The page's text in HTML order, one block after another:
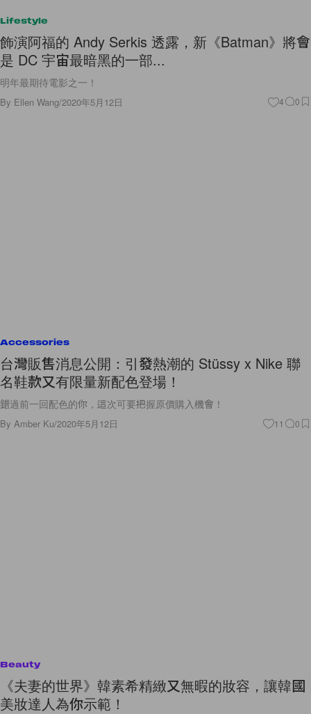
Lifestyle
飾演阿福的 Andy Serkis 透露，新《Batman》將會
是 DC 宇宙最暗黑的一部...
明年最期待電影之一！
By Ellen Wang/2020年5月12日 4 0
Accessories
台灣販售消息公開：引發熱潮的 Stüssy x Nike 聯
名鞋款又有限量新配色登場！
錯過前一回配色的你，這次可要把握原價購入機會！
By Amber Ku/2020年5月12日 11 0
Beauty
《夫妻的世界》韓素希精緻又無暇的妝容，讓韓國
美妝達人為你示範！